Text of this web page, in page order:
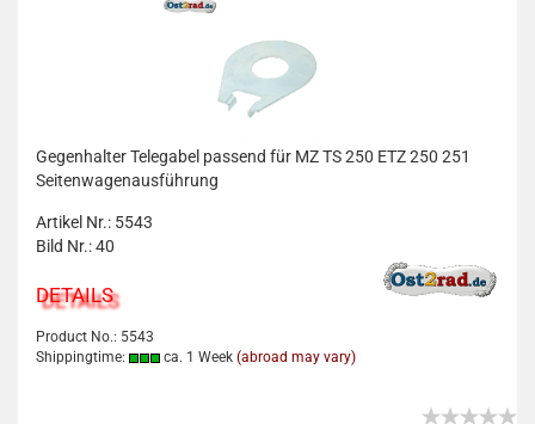
Gegenhalter Telegabel passend für MZ TS 250 ETZ 250 251
Seitenwagenausführung
Artikel Nr.: 5543
Bild Nr.: 40
DETAILS
Product No.: 5543
Shippingtime:
ca. 1 Week (abroad may vary)